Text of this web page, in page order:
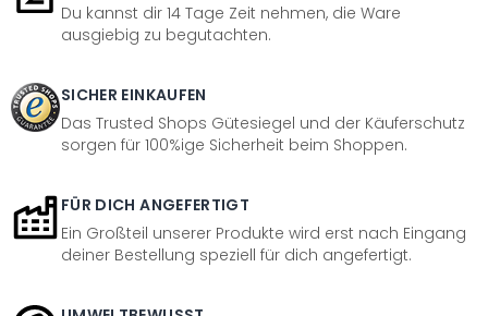
Du kannst dir 14 Tage Zeit nehmen, die Ware
ausgiebig zu begutachten.
SICHER EINKAUFEN
Das Trusted Shops Gütesiegel und der Käuferschutz
sorgen für 100%ige Sicherheit beim Shoppen.
FÜR DICH ANGEFERTIGT
Ein Großteil unserer Produkte wird erst nach Eingang
deiner Bestellung speziell für dich angefertigt.